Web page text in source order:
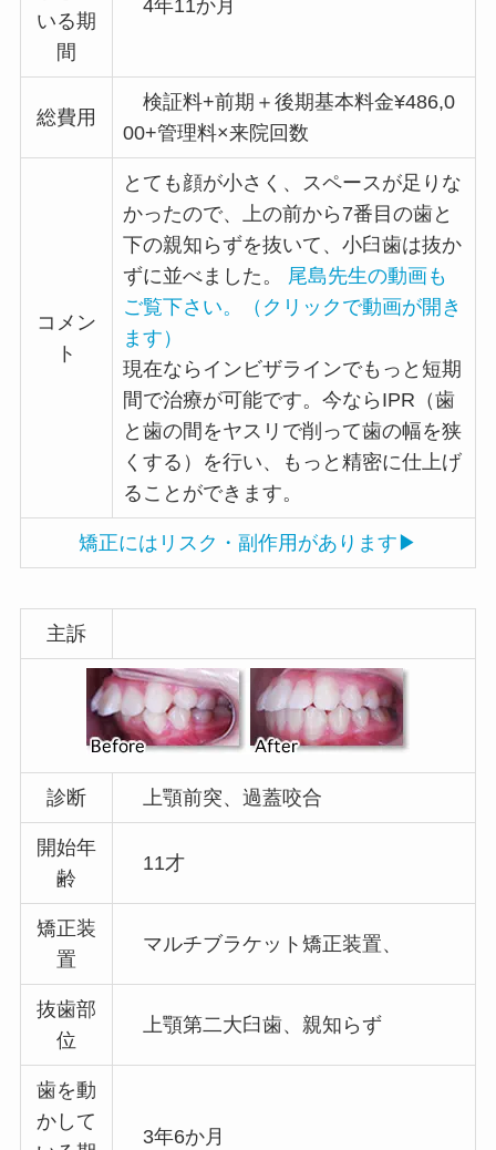
いる期
間
4年11か月
総費用
検証料+前期＋後期基本料金¥486,0
00+管理料×来院回数
コメン
ト
とても顔が小さく、スペースが足りな
かったので、上の前から7番目の歯と
下の親知らずを抜いて、小臼歯は抜か
ずに並べました。
尾島先生の動画も
ご覧下さい。（クリックで動画が開き
ます）
現在ならインビザラインでもっと短期
間で治療が可能です。今ならIPR（歯
と歯の間をヤスリで削って歯の幅を狭
くする）を行い、もっと精密に仕上げ
ることができます。
矯正にはリスク・副作用があります▶
主訴
診断 上顎前突、過蓋咬合
開始年
齢
11才
矯正装
置
マルチブラケット矯正装置、
抜歯部
位
上顎第二大臼歯、親知らず
歯を動
かして
3年6か月